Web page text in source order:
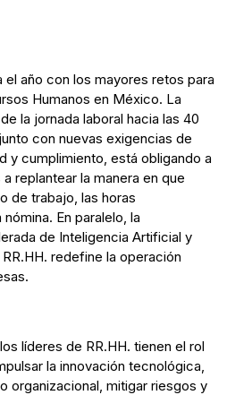
el año con los mayores retos para
Humanos en México. La
la jornada laboral hacia las 40
con nuevas exigencias de
y cumplimiento, está obligando a
replantear la manera en que
de trabajo, las horas
En paralelo, la
de Inteligencia Artificial y
redefine la operación
líderes de RR.HH. tienen el rol
la innovación tecnológica,
organizacional, mitigar riesgos y